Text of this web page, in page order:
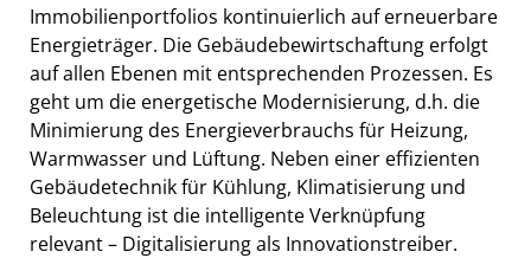
Immobilienportfolios kontinuierlich auf erneuerbare
Energieträger. Die Gebäudebewirtschaftung erfolgt
auf allen Ebenen mit entsprechenden Prozessen. Es
geht um die energetische Modernisierung, d.h. die
Minimierung des Energieverbrauchs für Heizung,
Warmwasser und Lüftung. Neben einer effizienten
Gebäudetechnik für Kühlung, Klimatisierung und
Beleuchtung ist die intelligente Verknüpfung
relevant – Digitalisierung als Innovationstreiber.